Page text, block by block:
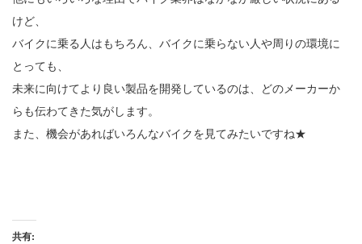
けど、
バイクに乗る人はもちろん、バイクに乗らない人や周りの環境に
とっても、
未来に向けてより良い製品を開発しているのは、どのメーカーか
らも伝わてきた気がします。
また、機会があればいろんなバイクを見てみたいですね★
共有: